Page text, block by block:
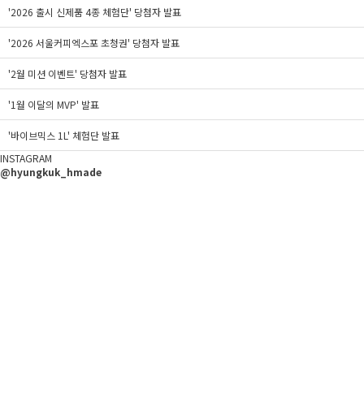
'2026 출시 신제품 4종 체험단' 당첨자 발표
'2026 서울커피엑스포 초청권' 당첨자 발표
'2월 미션 이벤트' 당첨자 발표
'1월 이달의 MVP' 발표
'바이브믹스 1L' 체험단 발표
INSTAGRAM
@hyungkuk_hmade